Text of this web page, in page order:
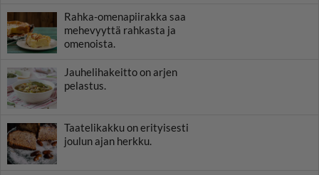
Rahka-omenapiirakka saa
mehevyyttä rahkasta ja
omenoista.
Jauhelihakeitto on arjen
pelastus.
Taatelikakku on erityisesti
joulun ajan herkku.